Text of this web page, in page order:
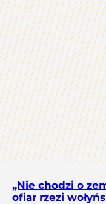
„Nie chodzi o
ofiar rzezi